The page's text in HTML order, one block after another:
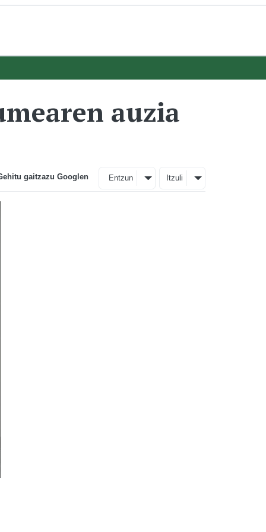
auzia
gaitzazu Googlen Entzun Itzuli